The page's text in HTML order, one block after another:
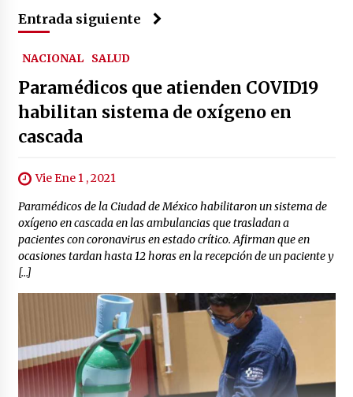
Entrada siguiente
NACIONAL SALUD
Paramédicos que atienden COVID19
habilitan sistema de oxígeno en
cascada
Vie Ene 1 , 2021
Paramédicos de la Ciudad de México habilitaron un sistema de
oxígeno en cascada en las ambulancias que trasladan a
pacientes con coronavirus en estado crítico. Afirman que en
ocasiones tardan hasta 12 horas en la recepción de un paciente y
[…]